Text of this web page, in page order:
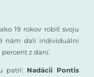
19 rokov robiť svoju
nám dali individuálni
z daní.
patrí: Nadácii Pontis